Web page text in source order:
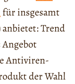
für insgesamt
Trend
Antiviren-
der Wahl